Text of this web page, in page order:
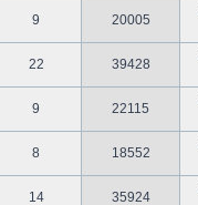
9 20005
22 39428
9 22115
8 18552
14 35924